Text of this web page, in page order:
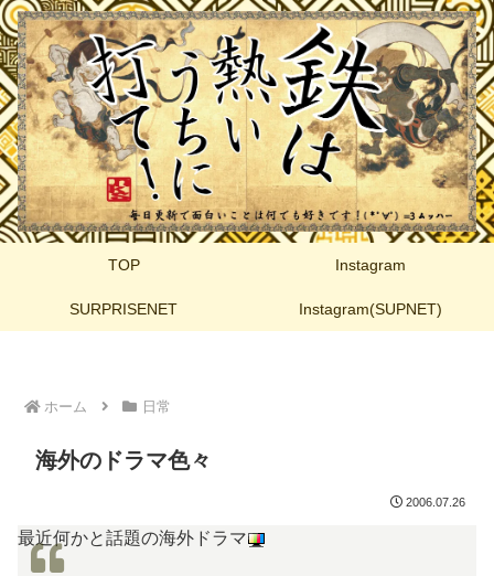
TOP Instagram
SURPRISENET Instagram(SUPNET)
ホーム 日常
海外のドラマ色々
2006.07.26
最近何かと話題の海外ドラマ